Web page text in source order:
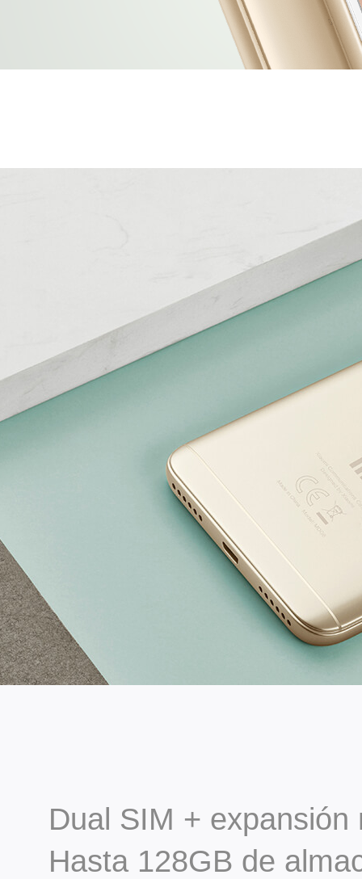
Dual SIM + expansión
Hasta 128GB de